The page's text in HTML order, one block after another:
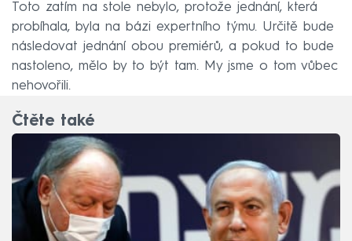
Toto zatím na stole nebylo, protože jednání, která
probíhala, byla na bázi expertního týmu. Určitě bude
následovat jednání obou premiérů, a pokud to bude
nastoleno, mělo by to být tam. My jsme o tom vůbec
nehovořili.
Čtěte také